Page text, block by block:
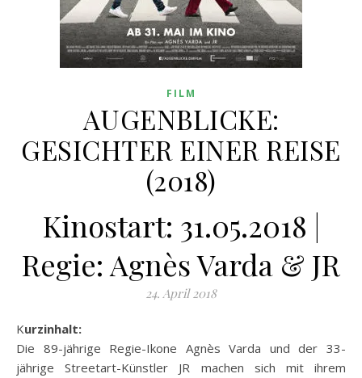
FILM
AUGENBLICKE:
GESICHTER EINER REISE
(2018)
Kinostart: 31.05.2018 |
Regie: Agnès Varda & JR
24. April 2018
Kurzinhalt:
Die 89-jährige Regie-Ikone Agnès Varda und der 33-
jährige Streetart-Künstler JR machen sich mit ihrem